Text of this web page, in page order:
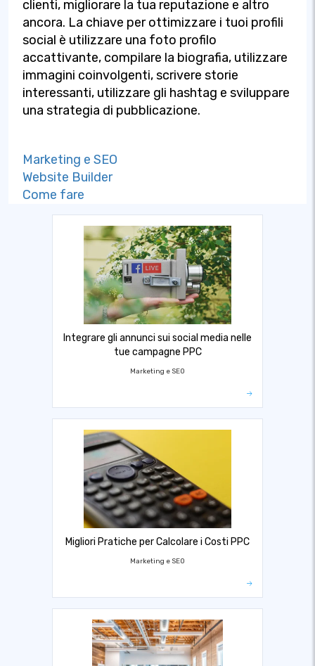
clienti, migliorare la tua reputazione e altro
ancora. La chiave per ottimizzare i tuoi profili
social è utilizzare una foto profilo
accattivante, compilare la biografia, utilizzare
immagini coinvolgenti, scrivere storie
interessanti, utilizzare gli hashtag e sviluppare
una strategia di pubblicazione.
Marketing e SEO
Website Builder
Come fare
Integrare gli annunci sui social media nelle
tue campagne PPC
Marketing e SEO
Migliori Pratiche per Calcolare i Costi PPC
Marketing e SEO